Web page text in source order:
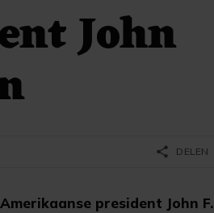
John
president John F.
share DELEN